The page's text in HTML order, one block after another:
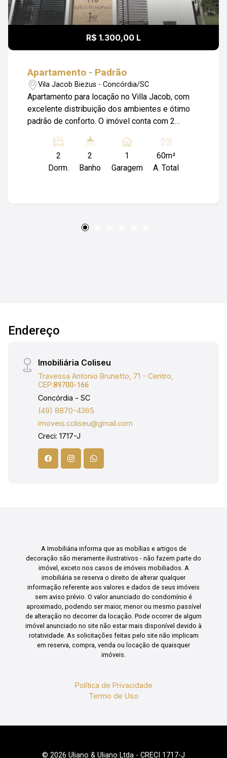
R$ 1.300,00 L
Apartamento - Padrão
Vila Jacob Biezus - Concórdia/SC
Apartamento para locação no Villa Jacob, com
excelente distribuição dos ambientes e ótimo
padrão de conforto. O imóvel conta com 2
jantar integradas, cozinha, banheiro social e
ambientes pensados para oferecer praticidade
no dia a dia. Ideal para quem busca morar com
Entre em contato para mais informações e
2
Dorm.
2
Banho
1
Garagem
60m²
A. Total
Endereço
Imobiliária Coliseu
Travessa Antonio Brunetto, 71 - Centro,
CEP:89700-166
Concórdia - SC
(49) 8870-4365
imoveis.coliseu@gmail.com
Creci: 1717-J
A Imobiliária informa que as mobílias e artigos de
decoração são meramente ilustrativos - não fazem parte do
imóvel, exceto nos casos de imóveis mobiliados. A
imobiliária se reserva o direito de alterar qualquer
informação referente aos valores e dados de seus imóveis
sem aviso prévio. O valor anunciado do condomínio é
aproximado, podendo ser maior, menor ou mesmo passível
de alteração no decorrer da locação. Pode ocorrer de algum
imóvel anunciado no site não estar mais disponível devido à
rotatividade. As solicitações feitas pelo site não implicam
em reserva, compra, venda ou locação de quaisquer
imóveis.
Política de Privacidade
Termo de Uso
© 2026 Uliano & Uliano Ltda - CRECI 1717-J